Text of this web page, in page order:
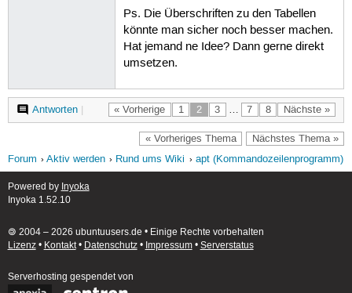
Ps. Die Überschriften zu den Tabellen
könnte man sicher noch besser machen.
Hat jemand ne Idee? Dann gerne direkt
umsetzen.
« Vorherige 1 2 3 … 7 8 Nächste »
Antworten|
« Vorheriges Thema Nächstes Thema »
Forum Aktiv werden Rund ums Wiki apt (Kommandozeilenprogramm)
Powered by Inyoka
Inyoka 1.52.10
🄯 2004 – 2026 ubuntuusers.de • Einige Rechte vorbehalten
Lizenz• Kontakt• Datenschutz• Impressum• Serverstatus
Serverhosting gespendet von